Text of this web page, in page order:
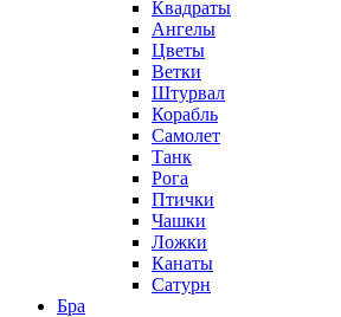
Квадраты
Ангелы
Цветы
Ветки
Штурвал
Корабль
Самолет
Танк
Рога
Птички
Чашки
Ложки
Канаты
Сатурн
Бра